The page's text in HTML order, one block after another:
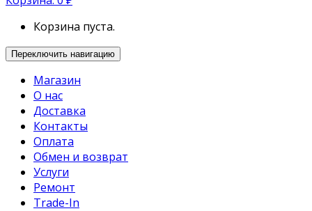
Корзина пуста.
Переключить навигацию
Магазин
О нас
Доставка
Контакты
Оплата
Обмен и возврат
Услуги
Ремонт
Trade-In